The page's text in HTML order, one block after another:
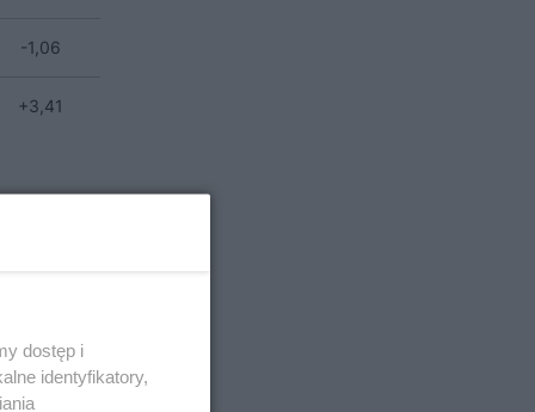
-1,06
+3,41
dostęp i
identyfikatory,